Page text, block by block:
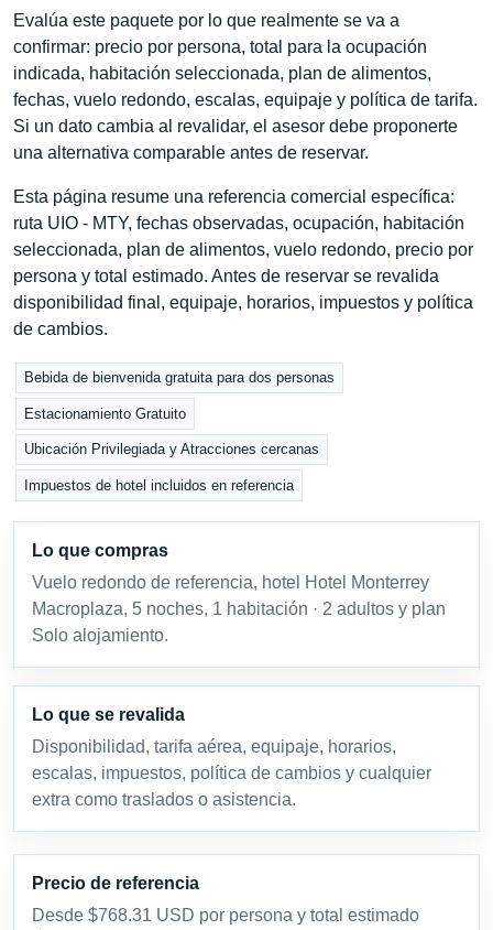
Evalúa este paquete por lo que realmente se va a
confirmar: precio por persona, total para la ocupación
indicada, habitación seleccionada, plan de alimentos,
fechas, vuelo redondo, escalas, equipaje y política de tarifa.
Si un dato cambia al revalidar, el asesor debe proponerte
una alternativa comparable antes de reservar.
Esta página resume una referencia comercial específica:
ruta UIO - MTY, fechas observadas, ocupación, habitación
seleccionada, plan de alimentos, vuelo redondo, precio por
persona y total estimado. Antes de reservar se revalida
disponibilidad final, equipaje, horarios, impuestos y política
de cambios.
Bebida de bienvenida gratuita para dos personas
Estacionamiento Gratuito
Ubicación Privilegiada y Atracciones cercanas
Impuestos de hotel incluidos en referencia
Lo que compras
Vuelo redondo de referencia, hotel Hotel Monterrey
Macroplaza, 5 noches, 1 habitación · 2 adultos y plan
Solo alojamiento.
Lo que se revalida
Disponibilidad, tarifa aérea, equipaje, horarios,
escalas, impuestos, política de cambios y cualquier
extra como traslados o asistencia.
Precio de referencia
Desde $768.31 USD por persona y total estimado